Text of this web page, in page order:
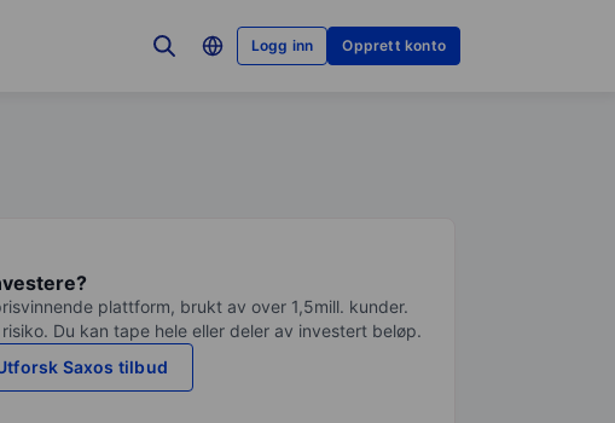
Logg inn Opprett konto
plattform, brukt av over 1,5mill. kunder.
Du kan tape hele eller deler av investert beløp.
Saxos tilbud